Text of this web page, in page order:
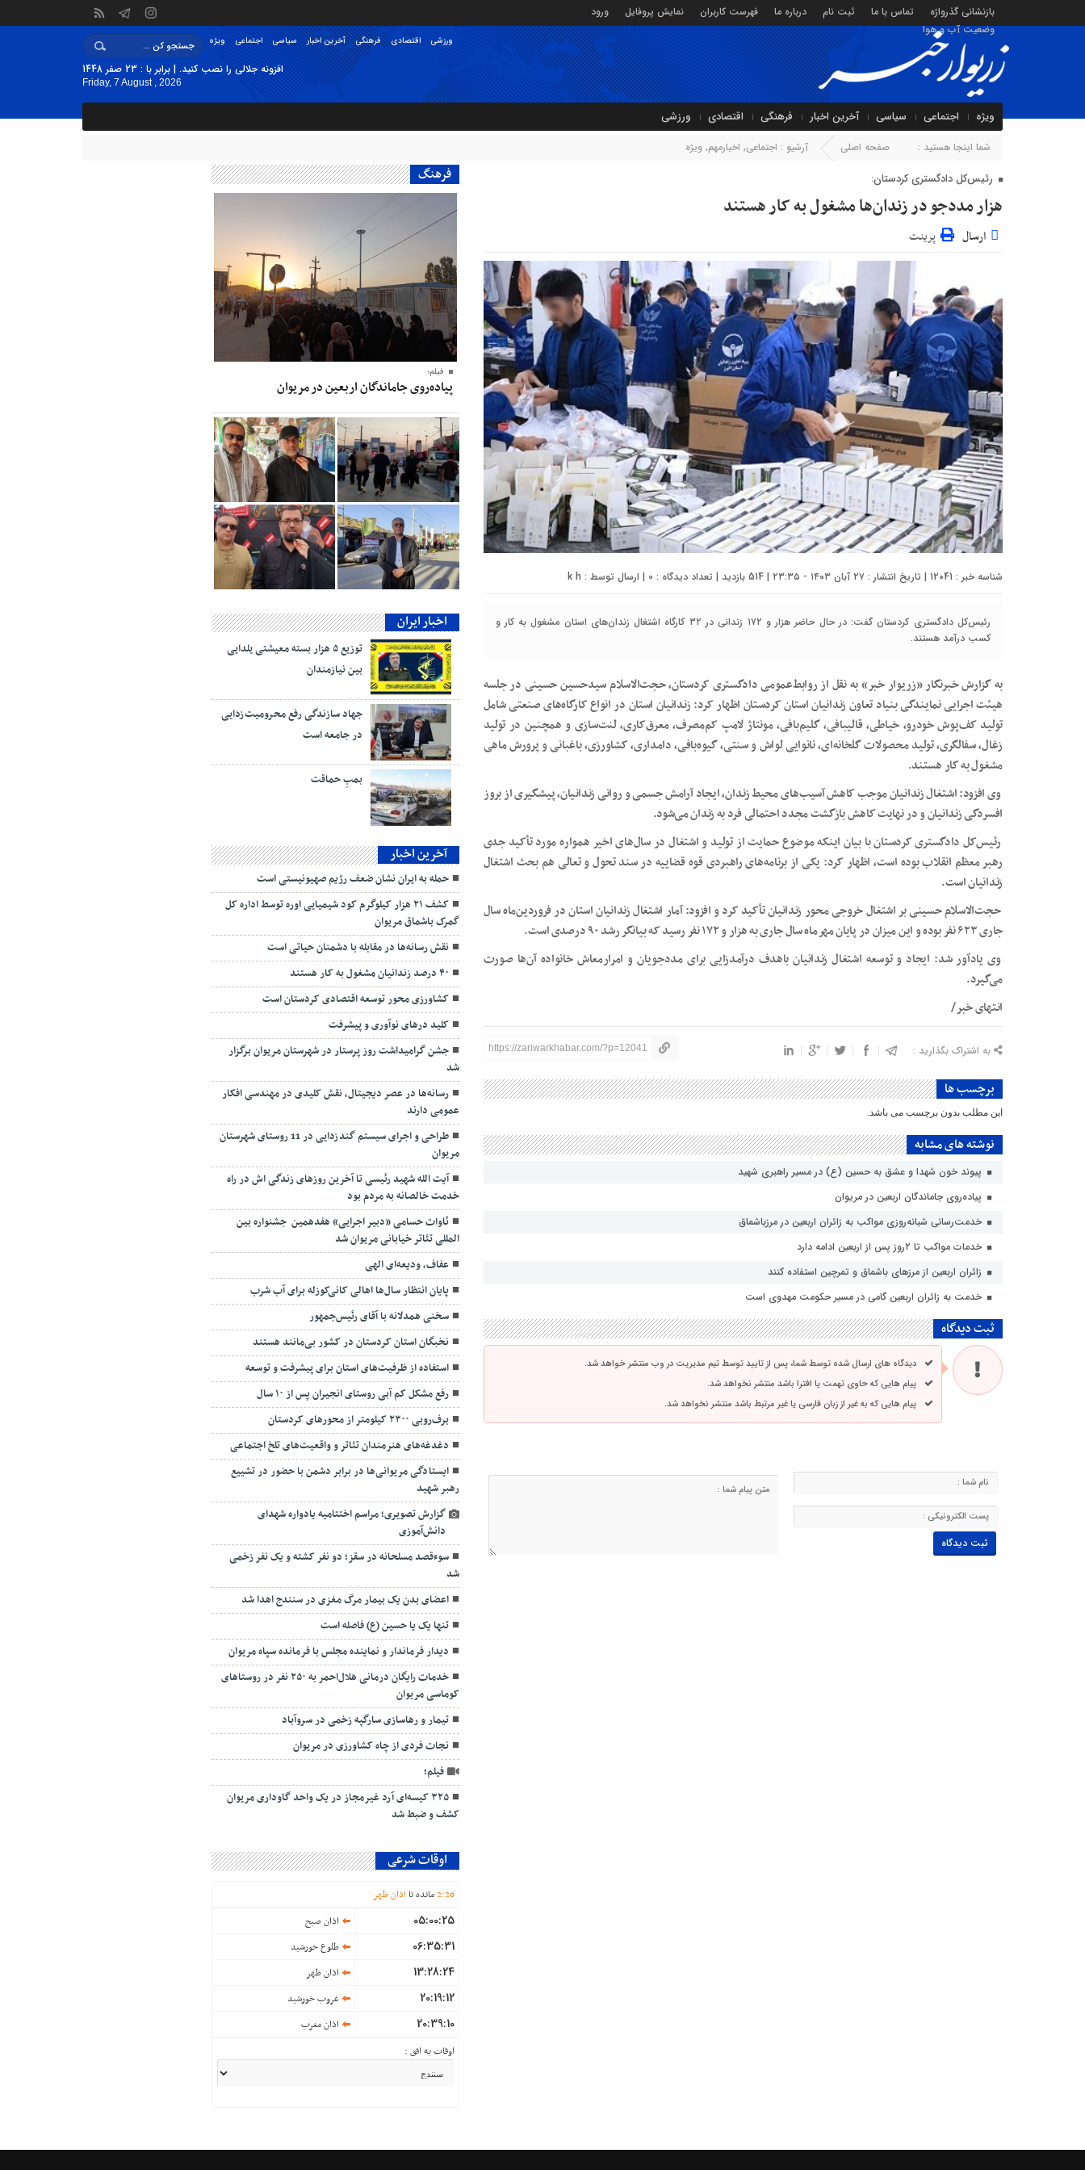
بازنشانی گذرواژه تماس با ما ثبت نام درباره ما فهرست کاربران نمایش پروفایل
ورود
وضعیت آب و هوا
ویژه اجتماعی سیاسی آخرین اخبار فرهنگی اقتصادی ورزشی
افزونه جلالی را نصب کنید. | برابر با : 23 صفر 1448
Friday, 7 August , 2026
ویژه اجتماعی سیاسی آخرین اخبار فرهنگی اقتصادی ورزشی
شما اینجا هستید : صفحه اصلی آرشیو : اجتماعی, اخبارمهم, ویژه
رئیس‌کل دادگستری کردستان:
هزار مددجو در زندان‌ها مشغول به کار هستند
ارسال پرینت
شناسه خبر : 12041 | تاریخ انتشار : ۲۷ آبان ۱۴۰۳ - ۲۳:۳۵ | 514 بازدید | تعداد دیدگاه : 0 | ارسال توسط : k h
رئیس‌کل دادگستری کردستان گفت: در حال حاضر هزار و ۱۷۲ زندانی در ۳۲ کارگاه اشتغال زندان‌های استان مشغول به کار و
کسب درآمد هستند.
به گزارش خبرنگار «زریوار خبر» به نقل از روابط‌عمومی دادگستری کردستان، حجت‌الاسلام سیدحسین حسینی در جلسه
هیئت اجرایی نمایندگی بنیاد تعاون زندانیان استان کردستان اظهار کرد: زندانیان استان در انواع کارگاه‌های صنعتی شامل
تولید کف‌پوش خودرو، خیاطی، قالیبافی، گلیم‌بافی، مونتاژ لامپ کم‌مصرف، معرق‌کاری، لنت‌سازی و همچنین در تولید
زغال، سفالگری، تولید محصولات گلخانه‌ای، نانوایی لواش و سنتی، گیوه‌بافی، دامداری، کشاورزی، باغبانی و پرورش ماهی
مشغول به کار هستند.
وی افزود: اشتغال زندانیان موجب کاهش آسیب‌های محیط زندان، ایجاد آرامش جسمی و روانی زندانیان، پیشگیری از بروز
افسردگی زندانیان و در نهایت کاهش بازگشت مجدد احتمالی فرد به زندان می‌شود.
رئیس‌کل دادگستری کردستان با بیان اینکه موضوع حمایت از تولید و اشتغال در سال‌های اخیر همواره مورد تأکید جدی
رهبر معظم انقلاب بوده است، اظهار کرد: یکی از برنامه‌های راهبردی قوه قضاییه در سند تحول و تعالی هم بحث اشتغال
زندانیان است.
حجت‌الاسلام حسینی بر اشتغال خروجی محور زندانیان تأکید کرد و افزود: آمار اشتغال زندانیان استان در فروردین‌ماه سال
جاری ۶۲۳ نفر بوده و این میزان در پایان مهرماه سال جاری به هزار و ۱۷۲ نفر رسید که بیانگر رشد ۹۰ درصدی است.
وی یادآور شد: ایجاد و توسعه اشتغال زندانیان باهدف درآمدزایی برای مددجویان و امرارمعاش خانواده آن‌ها صورت
می‌گیرد.
انتهای خبر/
به اشتراک بگذارید : https://zariwarkhabar.com/?p=12041
برچسب ها
این مطلب بدون برچسب می باشد.
نوشته های مشابه
پیوند خون شهدا و عشق به حسین (ع) در مسیر راهبری شهید
پیاده‌روی جاماندگان اربعین در مریوان
خدمت‌رسانی شبانه‌روزی مواکب به زائران اربعین در مرزباشماق
خدمات مواکب تا ۲روز پس از اربعین ادامه دارد
زائران اربعین از مرزهای باشماق و تمرچین استفاده کنند
خدمت به زائران اربعین گامی در مسیر حکومت مهدوی است
ثبت دیدگاه
دیدگاه های ارسال شده توسط شما، پس از تایید توسط تیم مدیریت در وب منتشر خواهد شد.
پیام هایی که حاوی تهمت یا افترا باشد منتشر نخواهد شد.
پیام هایی که به غیر از زبان فارسی یا غیر مرتبط باشد منتشر نخواهد شد.
فرهنگ
فیلم؛
پیاده‌روی جاماندگان اربعین در مریوان
اخبار ایران
توزیع ۵ هزار بسته معیشتی یلدایی
بین نیازمندان
جهاد سازندگی رفع محرومیت‌زدایی
در جامعه است
بمبِ حماقت
آخرین اخبار
حمله به ایران نشان ضعف رژیم صهیونیستی است
کشف ۲۱ هزار کیلوگرم کود شیمیایی اوره توسط اداره کل
گمرک باشماق مریوان
نقش رسانه‌ها در مقابله با دشمنان حیاتی است
۴۰ درصد زندانیان مشغول به کار هستند
کشاورزی محور توسعه اقتصادی کردستان است
کلید درهای نوآوری و پیشرفت
جشن گرامیداشت روز پرستار در شهرستان مریوان برگزار
شد
رسانه‌ها در عصر دیجیتال، نقش کلیدی در مهندسی افکار
عمومی دارند
طراحی و اجرای سیستم گندزدایی در 11 روستای شهرستان
مریوان
آیت الله شهید رئیسی تا آخرین روزهای زندگی اش در راه
خدمت خالصانه به مردم بود
ئاوات حسامی «دبیر اجرایی» هفدهمین جشنواره بین
المللی تئاتر خیابانی مریوان شد
عفاف، ودیعه‌ای الهی
پایان انتظار سال‌ها اهالی کانی‌کوزله برای آب شرب
سخنی همدلانه با آقای رئیس‌جمهور
نخبگان استان کردستان در کشور بی‌مانند هستند
استفاده از ظرفیت‌های استان برای پیشرفت و توسعه
رفع مشکل کم آبی روستای انجیران پس از ۱۰ سال
برف‌روبی ۲۳۰۰ کیلومتر از محورهای کردستان
دغدغه‌های هنرمندان تئاتر و واقعیت‌های تلخ اجتماعی
ایستادگی مریوانی‌ها در برابر دشمن با حضور در تشییع
رهبر شهید
گزارش تصویری؛ مراسم اختتامیه یادواره شهدای
دانش‌آموزی
سوءقصد مسلحانه در سقز؛ دو نفر کشته و یک نفر زخمی
شد
اعضای بدن یک بیمار مرگ مغزی در سنندج اهدا شد
تنها یک یا حسین (ع) فاصله است
دیدار فرماندار و نماینده مجلس با فرمانده سپاه مریوان
خدمات رایگان درمانی هلال‌احمر به ۲۵۰ نفر در روستاهای
کوماسی مریوان
تیمار و رهاسازی سارگپه زخمی در سروآباد
نجات فردی از چاه کشاورزی در مریوان
فیلم؛
۳۲۵ کیسه‌ای آرد غیرمجاز در یک واحد گاوداری مریوان
کشف و ضبط شد
اوقات شرعی
2:26 مانده تا اذان ظهر
05:00:25 اذان صبح
06:35:31 طلوع خورشید
13:28:24 اذان ظهر
20:19:12 غروب خورشید
20:39:10
اذان مغرب
اوقات به افق :